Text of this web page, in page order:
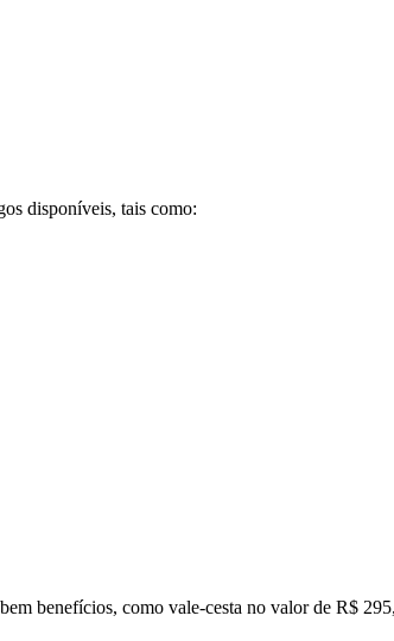
disponíveis, tais como:
benefícios, como vale-cesta no valor de R$